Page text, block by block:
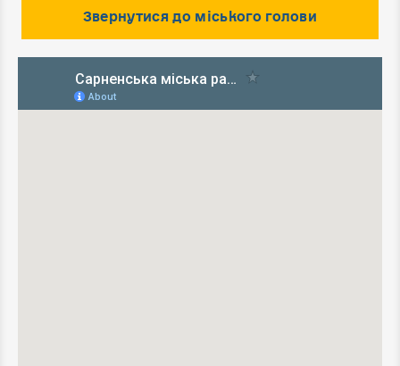
Звернутися до міського голови